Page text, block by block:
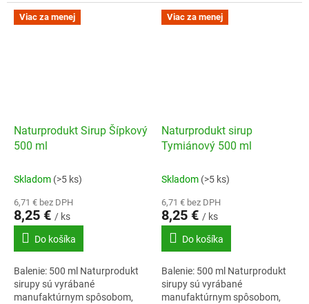
zvýrazňovačov chuti. Vôňu a
chuť dodáva sirupom
zvýrazňovačov chuti.
Viac za menej
Naturprodukt Sirup Šípkový
500 ml
Skladom (>5 ks)
6,71 € bez DPH
8,25 € / ks
Do košíka
Balenie: 500 ml Naturprodukt
sirupy sú vyrábané
manufaktúrnym spôsobom,
Viac za menej
Naturprodukt sirup
Tymiánový 500 ml
Skladom (>5 ks)
6,71 € bez DPH
8,25 € / ks
Do košíka
Balenie: 500 ml Naturprodukt
sirupy sú vyrábané
manufaktúrnym spôsobom,